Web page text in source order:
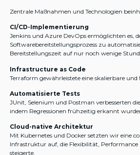
Zentrale Maßnahmen und Technologien
CI/CD-Implementierung
Jenkins und Azure DevOps ermöglichten es,
Softwarebereitstellungsprozess zu
Bereitstellungszeit auf nur noch wenige
Infrastructure as Code
Terraform gewährleistete eine skalierbare
Automatisierte Tests
JUnit, Selenium und Postman verbesserten
indem Regressionen frühzeitig erkannt
Cloud-native Architektur
Mit Kubernetes und Docker setzten wir eine
Infrastruktur auf, die Flexibilität,
steigerte.